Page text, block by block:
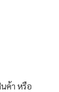
ค้า หรือ